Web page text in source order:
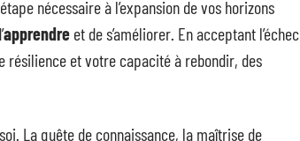
nécessaire à l’expansion de vos horizons
apprendre et de s’améliorer. En acceptant l’échec
résilience et votre capacité à rebondir, des
La quête de connaissance, la maîtrise de